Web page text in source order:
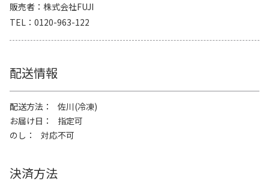
販売者
株式会社FUJI
TEL
0120-963-122
配送情報
配送方法
佐川(冷凍)
お届け日
指定可
のし
対応不可
決済方法